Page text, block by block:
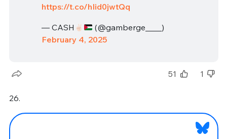
https://t.co/hIid0jwtQq
— CASH
(@gamberge____)
February 4, 2025
51 1
26.